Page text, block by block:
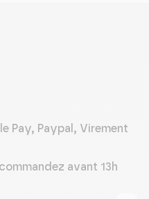
Pay, Paypal, Virement
avant 13h